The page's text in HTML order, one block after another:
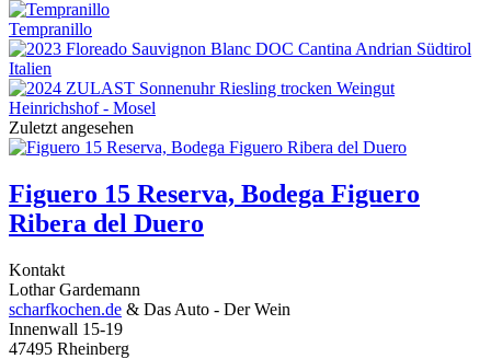
Tempranillo
Zuletzt angesehen
Figuero 15 Reserva, Bodega Figuero
Ribera del Duero
Kontakt
Lothar Gardemann
scharfkochen.de & Das Auto - Der Wein
Innenwall 15-19
47495 Rheinberg